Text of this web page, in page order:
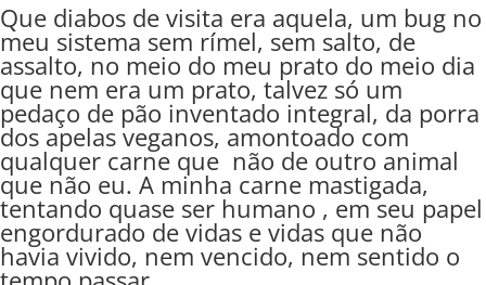
Que diabos de visita era aquela, um bug no
meu sistema sem rímel, sem salto, de
assalto, no meio do meu prato do meio dia
que nem era um prato, talvez só um
pedaço de pão inventado integral, da porra
dos apelas veganos, amontoado com
qualquer carne que não de outro animal
que não eu. A minha carne mastigada,
tentando quase ser humano , em seu papel
engordurado de vidas e vidas que não
havia vivido, nem vencido, nem sentido o